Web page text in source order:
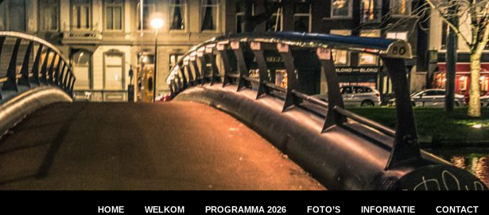
HOME WELKOM PROGRAMMA 2026 FOTO’S INFORMATIE CONTACT